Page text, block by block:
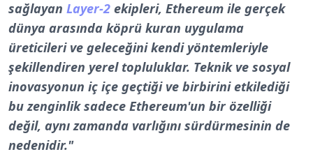
sağlayan Layer-2 ekipleri, Ethereum ile gerçek
dünya arasında köprü kuran uygulama
üreticileri ve geleceğini kendi yöntemleriyle
şekillendiren yerel topluluklar. Teknik ve sosyal
inovasyonun iç içe geçtiği ve birbirini etkilediği
bu zenginlik sadece Ethereum'un bir özelliği
değil, aynı zamanda varlığını sürdürmesinin de
nedenidir."